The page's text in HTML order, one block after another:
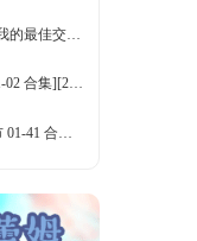
佳交易 My
合集][211P
合集][9